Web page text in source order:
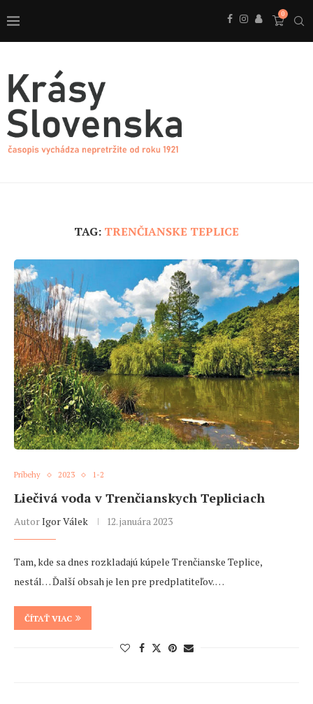
0
TAG: TRENČIANSKE TEPLICE
Príbehy 2023 1-2
Liečivá voda v Trenčianskych Tepliciach
AutorIgor Válek 12. januára 2023
Tam, kde sa dnes rozkladajú kúpele Trenčianske Teplice,
nestál… Ďalší obsah je len pre predplatiteľov. …
ČÍTAŤ VIAC